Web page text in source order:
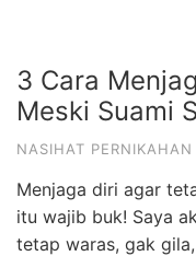
3 Cara
Meski Suami
NASIHAT PERNIKAHAN
Menjaga diri agar
itu wajib buk! Saya
tetap waras, gak